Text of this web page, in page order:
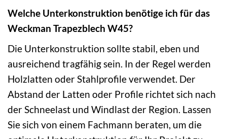
Welche Unterkonstruktion benötige ich für das
Weckman Trapezblech W45?
Die Unterkonstruktion sollte stabil, eben und
ausreichend tragfähig sein. In der Regel werden
Holzlatten oder Stahlprofile verwendet. Der
Abstand der Latten oder Profile richtet sich nach
der Schneelast und Windlast der Region. Lassen
Sie sich von einem Fachmann beraten, um die